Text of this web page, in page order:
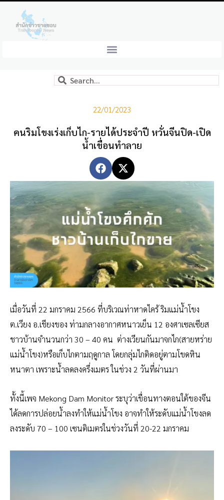
22/01/2023
คนริมโขงเร่งเก็บไก-รายได้ประจำปี หวั่นจีนปิด-เปิด
น้ำเขื่อนทำลาย
เมื่อวันที่ 22 มกราคม 2566 ที่บริเวณท่าหาดไคร้ ริมแม่น้ำโขง
ต.เวียง อ.เชียงของ ท่ามกลางอากาศหนาวเย็น 12 องศาเซลเซียส
ชาวบ้านจำนวนกว่า 30 – 40 คน ต่างเวียนกันมาจกไก(สายหร่าย
แม่น้ำโขง)หรือเก็บไกตามฤดูกาล โดยกลุ่มไกติดอยู่ตามโขดหิน
หนาตา เพราะน้ำลดลงครึ่งเมตร ในช่วง 2 วันที่ผ่านมา
ทั้งนี้เพจ Mekong Dam Monitor ระบุว่าเขื่อนทางตอนใต้ของจีน
ได้ลดการปล่อยน้ำลงทำให้แม่น้ำโขง อาจทำให้ระดับแม่น้ำโขงลด
ลงระดับ 70 – 100 เซนติเมตรในช่วงวันที่ 20-22 มกราคม